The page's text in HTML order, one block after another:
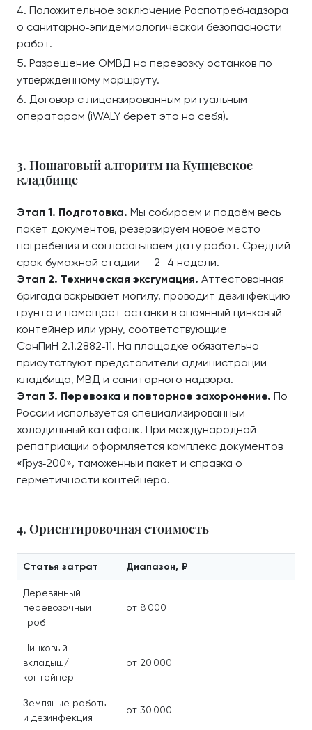
Положительное заключение Роспотребнадзора
о санитарно‑эпидемиологической безопасности
работ.
Разрешение ОМВД на перевозку останков по
утверждённому маршруту.
Договор с лицензированным ритуальным
оператором (iWALY берёт это на себя).
3. Пошаговый алгоритм на Кунцевское
кладбище
Этап 1. Подготовка. Мы собираем и подаём весь
пакет документов, резервируем новое место
погребения и согласовываем дату работ. Средний
срок бумажной стадии — 2–4 недели.
Этап 2. Техническая эксгумация. Аттестованная
бригада вскрывает могилу, проводит дезинфекцию
грунта и помещает останки в опаянный цинковый
контейнер или урну, соответствующие
СанПиН 2.1.2882‑11. На площадке обязательно
присутствуют представители администрации
кладбища, МВД и санитарного надзора.
Этап 3. Перевозка и повторное захоронение. По
России используется специализированный
холодильный катафалк. При международной
репатриации оформляется комплекс документов
«Груз‑200», таможенный пакет и справка о
герметичности контейнера.
4. Ориентировочная стоимость
Статья затрат Диапазон, ₽
Деревянный
перевозочный
гроб
от 8 000
Цинковый
вкладыш/
контейнер
от 20 000
Земляные работы
и дезинфекция
от 30 000